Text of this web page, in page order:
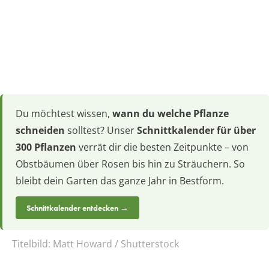
Du möchtest wissen, wann du welche Pflanze
schneiden solltest? UnserSchnittkalender für über
300 Pflanzen verrät dir die besten Zeitpunkte – von
Obstbäumen über Rosen bis hin zu Sträuchern. So
bleibt dein Garten das ganze Jahr in Bestform.
Schnittkalender entdecken →
Titelbild: Matt Howard / Shutterstock